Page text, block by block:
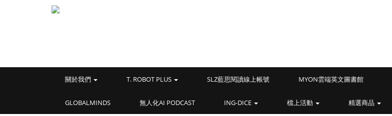
關於我們 T. ROBOT PLUS SLZ藍思閱讀線上帳號 MYON雲端英文圖書館
GLOBALMINDS 無人化AI PODCAST ING-DICE 檔上活動 精選商品